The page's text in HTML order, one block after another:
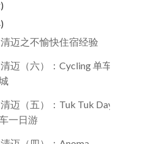
迈之不愉快住宿经验
迈（六）：Cycling 单车
迈（五）：Tuk Tuk Day
一日游